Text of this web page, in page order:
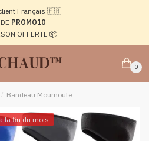
Français 🇫🇷
PROMO10
OFFERTE 📦
0
/ Bandeau Moumoute
la fin du mois